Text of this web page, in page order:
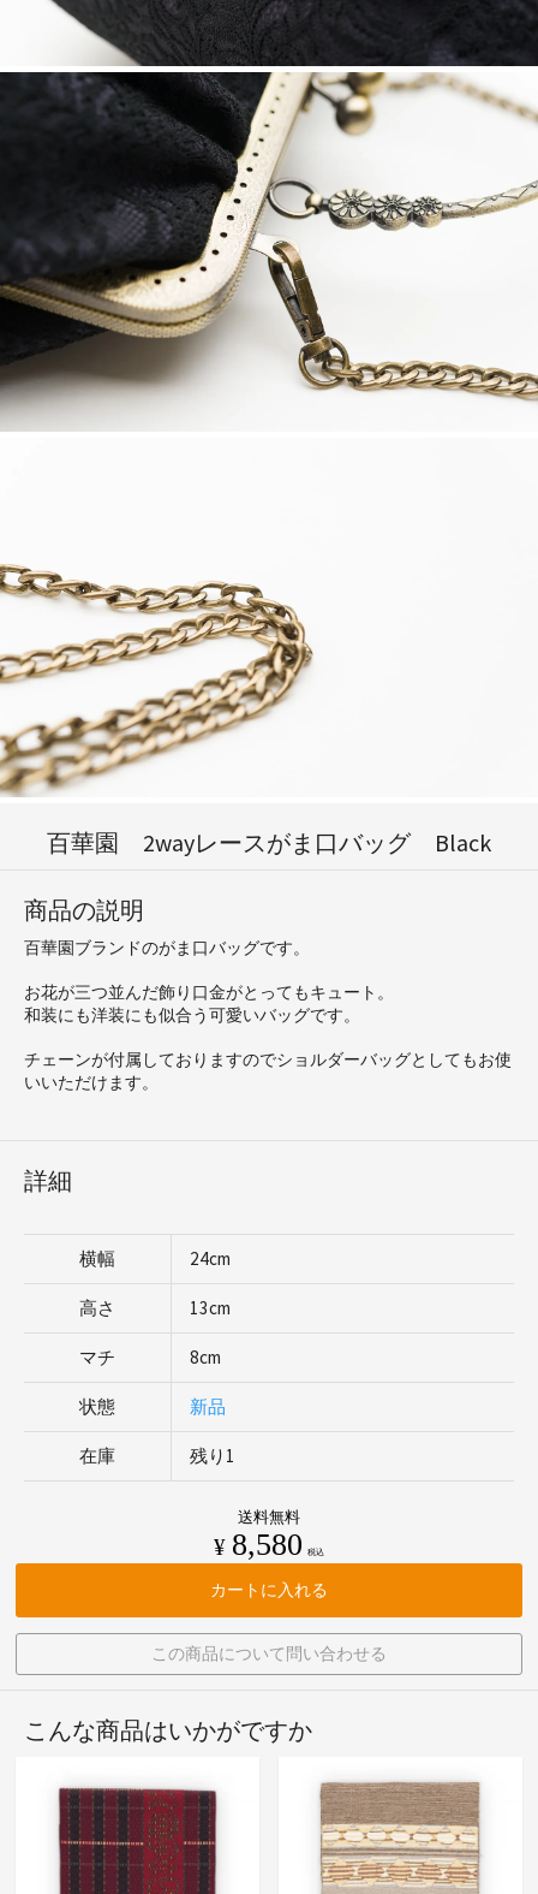
百華園 2wayレースがま口バッグ Black
商品の説明
百華園ブランドのがま口バッグです。
お花が三つ並んだ飾り口金がとってもキュート。
和装にも洋装にも似合う可愛いバッグです。
チェーンが付属しておりますのでショルダーバッグとしてもお使
いいただけます。
詳細
横幅 24cm
高さ 13cm
マチ 8cm
状態 新品
在庫 残り1
送料無料
¥ 8,580 税込
カートに入れる
この商品について問い合わせる
こんな商品はいかがですか